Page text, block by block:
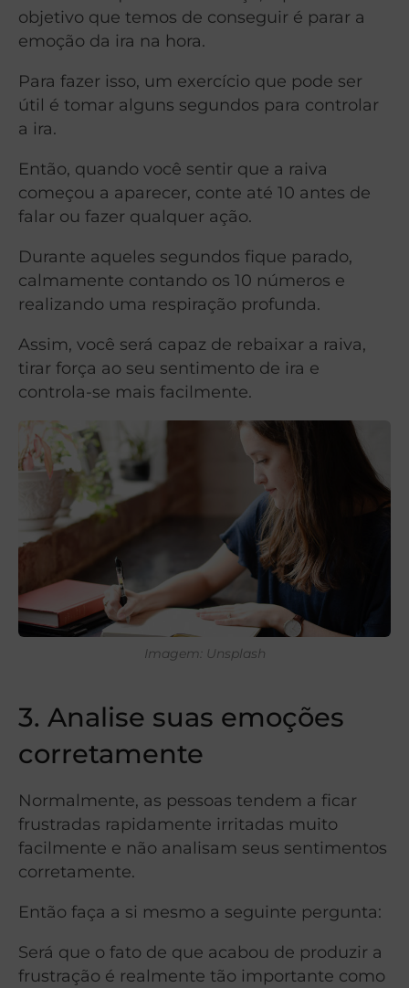
objetivo que temos de conseguir é parar a
emoção da ira na hora.
Para fazer isso, um exercício que pode ser
útil é tomar alguns segundos para controlar
a ira.
Então, quando você sentir que a raiva
começou a aparecer, conte até 10 antes de
falar ou fazer qualquer ação.
Durante aqueles segundos fique parado,
calmamente contando os 10 números e
realizando uma respiração profunda.
Assim, você será capaz de rebaixar a raiva,
tirar força ao seu sentimento de ira e
controla-se mais facilmente.
Imagem: Unsplash
3. Analise suas emoções
corretamente
Normalmente, as pessoas tendem a ficar
frustradas rapidamente irritadas muito
facilmente e não analisam seus sentimentos
corretamente.
Então faça a si mesmo a seguinte pergunta:
Será que o fato de que acabou de produzir a
frustração é realmente tão importante como